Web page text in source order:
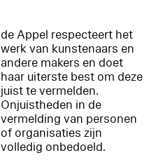
de Appel respecteert het
werk van kunstenaars en
andere makers en doet
haar uiterste best om deze
juist te vermelden.
Onjuistheden in de
vermelding van personen
of organisaties zijn
volledig onbedoeld.